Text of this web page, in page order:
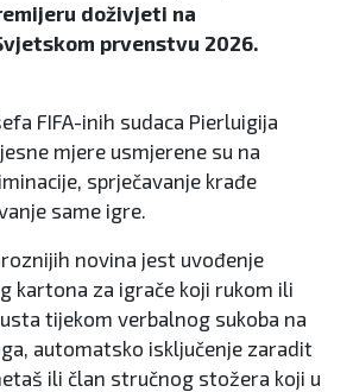
doživjeti na
prvenstvu 2026.
FIFA-inih sudaca Pierluigija
mjere usmjerene su na
sprječavanje krađe
same igre.
novina jest uvođenje
kartona za igrače koji rukom ili
tijekom verbalnog sukoba na
automatsko isključenje zaradit
ili član stručnog stožera koji u